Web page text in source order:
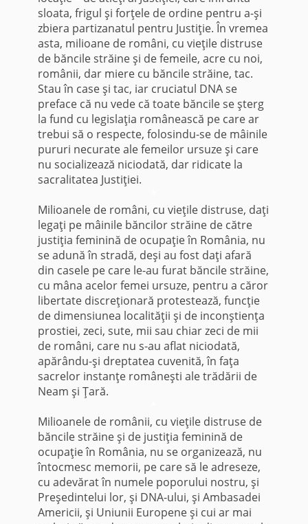
sloata, frigul şi forţele de ordine pentru a-şi
zbiera partizanatul pentru Justiţie. În vremea
asta, milioane de români, cu vieţile distruse
de băncile străine şi de femeile, acre cu noi,
românii, dar miere cu băncile străine, tac.
Stau în case şi tac, iar cruciatul DNA se
preface că nu vede că toate băncile se şterg
la fund cu legislaţia românească pe care ar
trebui să o respecte, folosindu-se de mâinile
pururi necurate ale femeilor ursuze şi care
nu socializează niciodată, dar ridicate la
sacralitatea Justiţiei.
Milioanele de români, cu vieţile distruse, daţi
legaţi pe mâinile băncilor străine de către
justiţia feminină de ocupaţie în România, nu
se adună în stradă, deşi au fost daţi afară
din casele pe care le-au furat băncile străine,
cu mâna acelor femei ursuze, pentru a căror
libertate discreţionară protestează, funcţie
de dimensiunea localităţii şi de inconştienţa
prostiei, zeci, sute, mii sau chiar zeci de mii
de români, care nu s-au aflat niciodată,
apărându-şi dreptatea cuvenită, în faţa
sacrelor instanţe româneşti ale trădării de
Neam şi Ţară.
Milioanele de românii, cu vieţile distruse de
băncile străine şi de justiţia feminină de
ocupaţie în România, nu se organizează, nu
întocmesc memorii, pe care să le adreseze,
cu adevărat în numele poporului nostru, şi
Preşedintelui lor, şi DNA-ului, şi Ambasadei
Americii, şi Uniunii Europene şi cui ar mai